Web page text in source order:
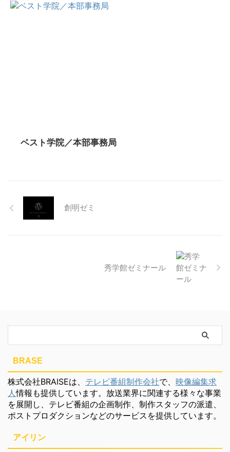
ベスト学院／本部事務局
創明ゼミ
秀学館ゼミナール
BRASE
株式会社BRAISEは、 テレビ番組制作会社で、 映像編集求
人情報も提供しています。放送業界に関連する様々な事業
を展開し、テレビ番組の企画制作、制作スタッフの派遣、
ポストプロダクションなどのサービスを提供しています。
アイリン